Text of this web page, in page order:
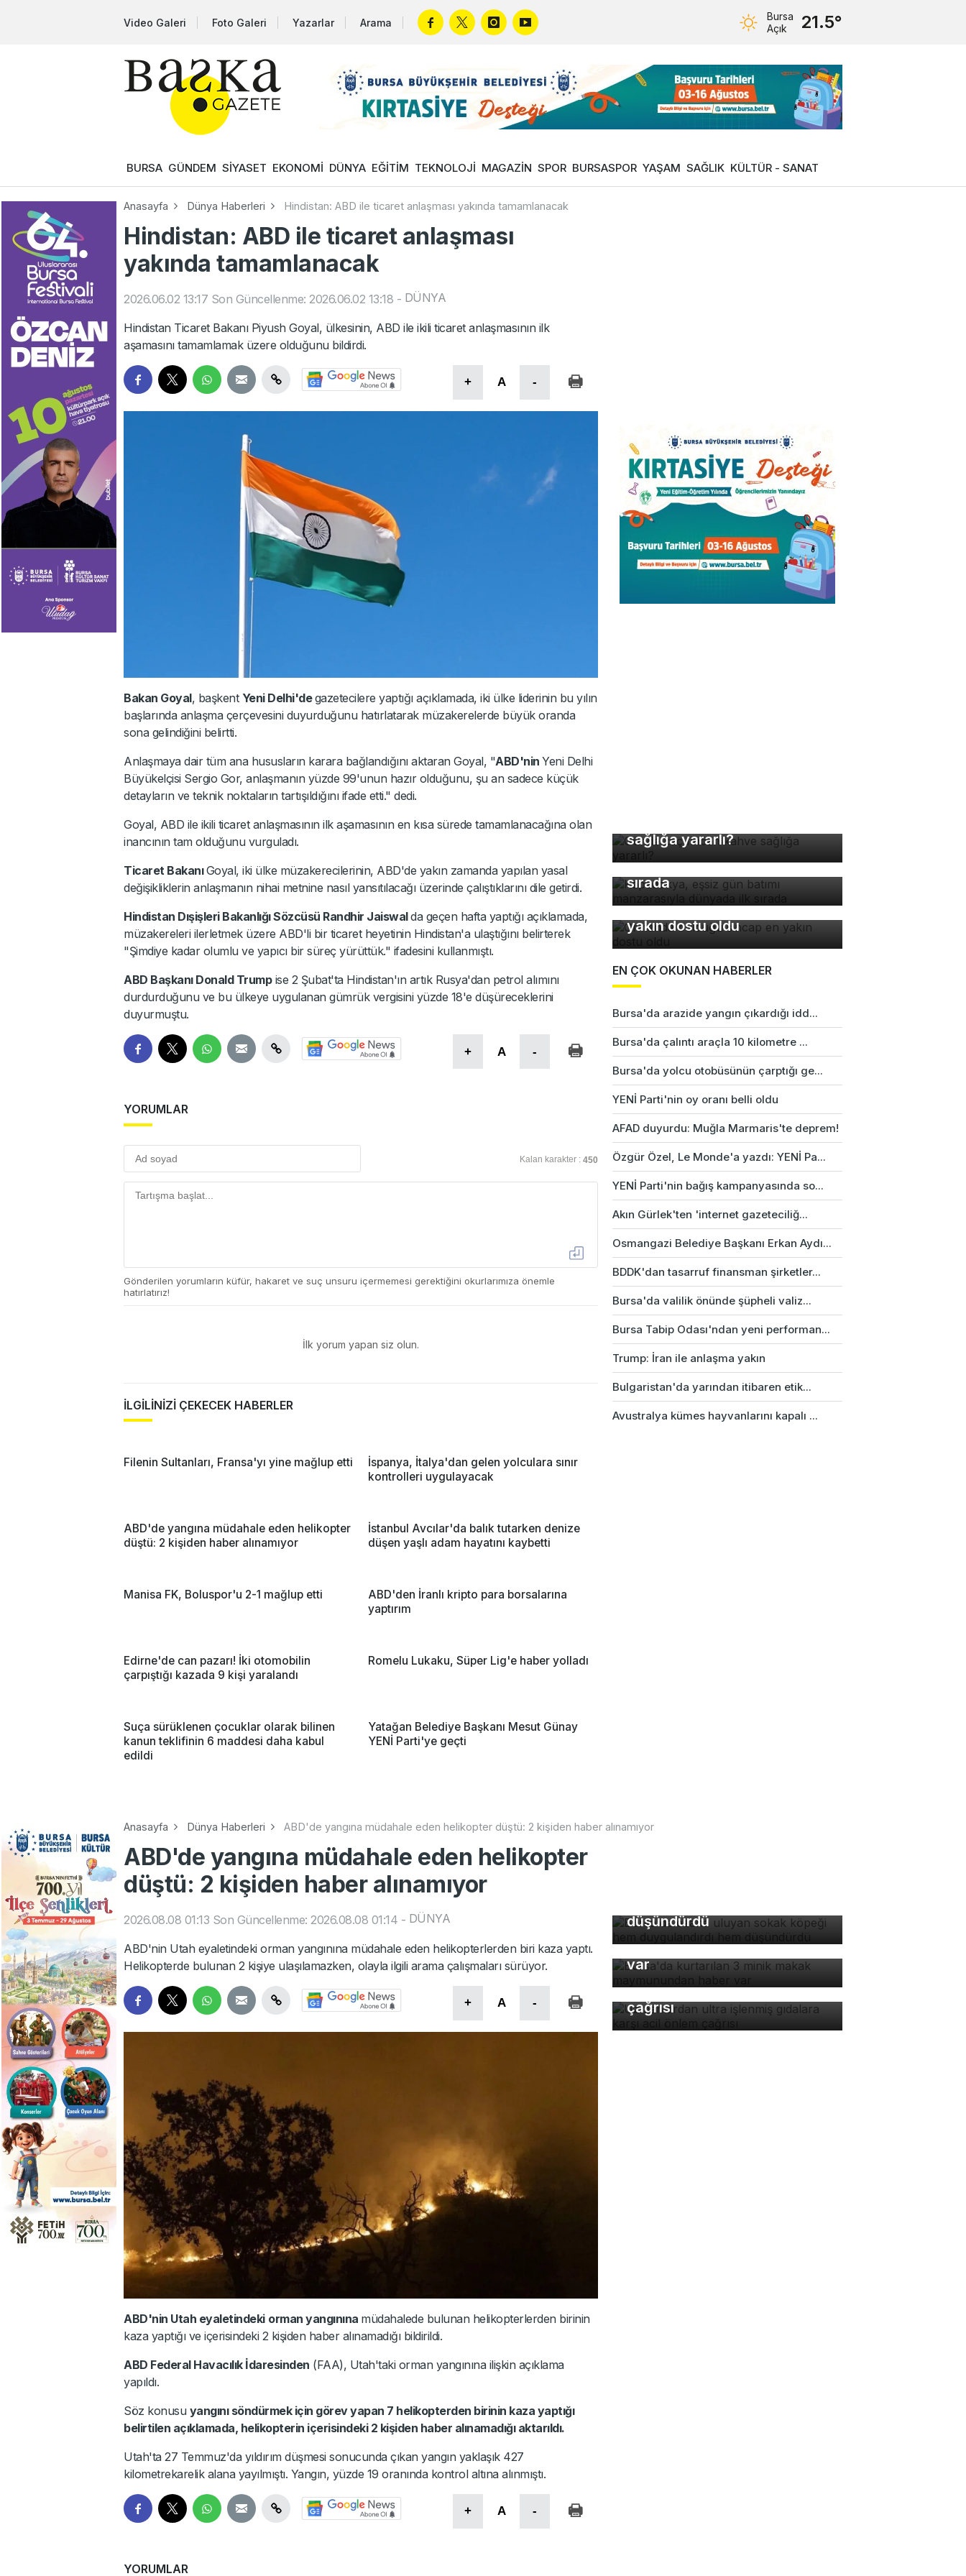
Video Galeri Foto Galeri Yazarlar Arama
Bursa
Açık
21.5°
BURSA GÜNDEM SİYASET EKONOMİ DÜNYA EĞİTİM TEKNOLOJİ MAGAZİN SPOR BURSASPOR YAŞAM SAĞLIK KÜLTÜR - SANAT
Anasayfa Dünya Haberleri Hindistan: ABD ile ticaret anlaşması yakında tamamlanacak
Hindistan: ABD ile ticaret anlaşması
yakında tamamlanacak
2026.06.02 13:17 Son Güncellenme: 2026.06.02 13:18 - DÜNYA
Hindistan Ticaret Bakanı Piyush Goyal, ülkesinin, ABD ile ikili ticaret anlaşmasının ilk
aşamasını tamamlamak üzere olduğunu bildirdi.
+ A -
Bakan Goyal, başkent Yeni Delhi'degazetecilere yaptığı açıklamada, iki ülke liderinin bu yılın
başlarında anlaşma çerçevesini duyurduğunu hatırlatarak müzakerelerde büyük oranda
sona gelindiğini belirtti.
Anlaşmaya dair tüm ana hususların karara bağlandığını aktaran Goyal, "ABD'nin Yeni Delhi
Büyükelçisi Sergio Gor, anlaşmanın yüzde 99'unun hazır olduğunu, şu an sadece küçük
detayların ve teknik noktaların tartışıldığını ifade etti." dedi.
Goyal, ABD ile ikili ticaret anlaşmasının ilk aşamasının en kısa sürede tamamlanacağına olan
inancının tam olduğunu vurguladı.
Ticaret BakanıGoyal, iki ülke müzakerecilerinin, ABD'de yakın zamanda yapılan yasal
değişikliklerin anlaşmanın nihai metnine nasıl yansıtılacağı üzerinde çalıştıklarını dile getirdi.
Hindistan Dışişleri Bakanlığı Sözcüsü Randhir Jaiswalda geçen hafta yaptığı açıklamada,
müzakereleri ilerletmek üzere ABD'li bir ticaret heyetinin Hindistan'a ulaştığını belirterek
"Şimdiye kadar olumlu ve yapıcı bir süreç yürüttük." ifadesini kullanmıştı.
ABD Başkanı Donald Trumpise 2 Şubat'ta Hindistan'ın artık Rusya'dan petrol alımını
durdurduğunu ve bu ülkeye uygulanan gümrük vergisini yüzde 18'e düşüreceklerini
duyurmuştu.
+ A -
YORUMLAR
Kalan karakter : 450
Gönderilen yorumların küfür, hakaret ve suç unsuru içermemesi gerektiğini okurlarımıza önemle
hatırlatırız!
İlk yorum yapan siz olun.
İLGİLİNİZİ ÇEKECEK HABERLER
Filenin Sultanları, Fransa'yı yine mağlup etti
İspanya, İtalya'dan gelen yolculara sınır
kontrolleri uygulayacak
ABD'de yangına müdahale eden helikopter
düştü: 2 kişiden haber alınamıyor
İstanbul Avcılar'da balık tutarken denize
düşen yaşlı adam hayatını kaybetti
Manisa FK, Boluspor'u 2-1 mağlup etti
ABD'den İranlı kripto para borsalarına
yaptırım
Edirne'de can pazarı! İki otomobilin
çarpıştığı kazada 9 kişi yaralandı
Romelu Lukaku, Süper Lig'e haber yolladı
Suça sürüklenen çocuklar olarak bilinen
kanun teklifinin 6 maddesi daha kabul
edildi
Yatağan Belediye Başkanı Mesut Günay
YENİ Parti'ye geçti
sağlığa yararlı?
Kapadokya, eşsiz gün batımı
manzarasıyla dünyada ilk
sırada
Ormanda bulduğu sincap en
yakın dostu oldu
EN ÇOK OKUNAN HABERLER
Bursa'da arazide yangın çıkardığı idd...
Bursa'da çalıntı araçla 10 kilometre ...
Bursa'da yolcu otobüsünün çarptığı ge...
YENİ Parti'nin oy oranı belli oldu
AFAD duyurdu: Muğla Marmaris'te deprem!
Özgür Özel, Le Monde'a yazdı: YENİ Pa...
YENİ Parti'nin bağış kampanyasında so...
Akın Gürlek'ten 'internet gazeteciliğ...
Osmangazi Belediye Başkanı Erkan Aydı...
BDDK'dan tasarruf finansman şirketler...
Bursa'da valilik önünde şüpheli valiz...
Bursa Tabip Odası'ndan yeni performan...
Trump: İran ile anlaşma yakın
Bulgaristan'da yarından itibaren etik...
Avustralya kümes hayvanlarını kapalı ...
Anasayfa Dünya Haberleri ABD'de yangına müdahale eden helikopter düştü: 2 kişiden haber alınamıyor
ABD'de yangına müdahale eden helikopter
düştü: 2 kişiden haber alınamıyor
2026.08.08 01:13 Son Güncellenme: 2026.08.08 01:14 - DÜNYA
ABD'nin Utah eyaletindeki orman yangınına müdahale eden helikopterlerden biri kaza yaptı.
Helikopterde bulunan 2 kişiye ulaşılamazken, olayla ilgili arama çalışmaları sürüyor.
+ A -
ABD'nin Utah eyaletindeki orman yangınına müdahalede bulunan helikopterlerden birinin
kaza yaptığı ve içerisindeki 2 kişiden haber alınamadığı bildirildi.
ABD Federal Havacılık İdaresinden (FAA), Utah'taki orman yangınına ilişkin açıklama
yapıldı.
Söz konusu yangını söndürmek için görev yapan 7 helikopterden birinin kaza yaptığı
belirtilen açıklamada, helikopterin içerisindeki 2 kişiden haber alınamadığı aktarıldı.
Utah'ta 27 Temmuz'da yıldırım düşmesi sonucunda çıkan yangın yaklaşık 427
kilometrekarelik alana yayılmıştı. Yangın, yüzde 19 oranında kontrol altına alınmıştı.
+ A -
YORUMLAR
düşündürdü
Bursa'da kurtarılan 3 minik
makak maymunundan haber
var
Uzmanlardan ultra işlenmiş
gıdalara karşı acil önlem
çağrısı